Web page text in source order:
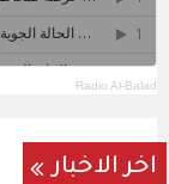
Radio Al-Balad
اخر الاخبار